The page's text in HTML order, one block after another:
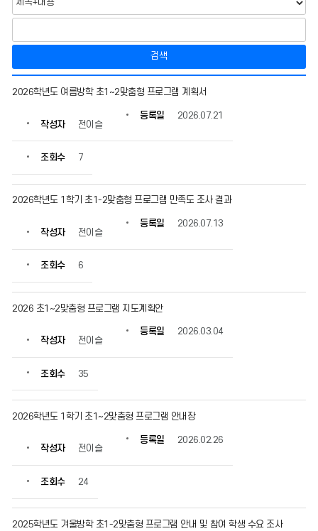
검색
1,
춤
시
물
성
등
할
습
니
2026학년도 여름방학 초1~2맞춤형 프로그램 계획서
작성자 전이슬
등록일 2026.07.21
조회수 7
2026학년도 1학기 초1-2맞춤형 프로그램 만족도 조사 결과
작성자 전이슬
등록일 2026.07.13
조회수 6
2026 초1~2맞춤형 프로그램 지도계획안
작성자 전이슬
등록일 2026.03.04
조회수 35
2026학년도 1학기 초1~2맞춤형 프로그램 안내장
작성자 전이슬
등록일 2026.02.26
조회수 24
2025학년도 겨울방학 초1-2맞춤형 프로그램 안내 및 참여 학생 수요 조사